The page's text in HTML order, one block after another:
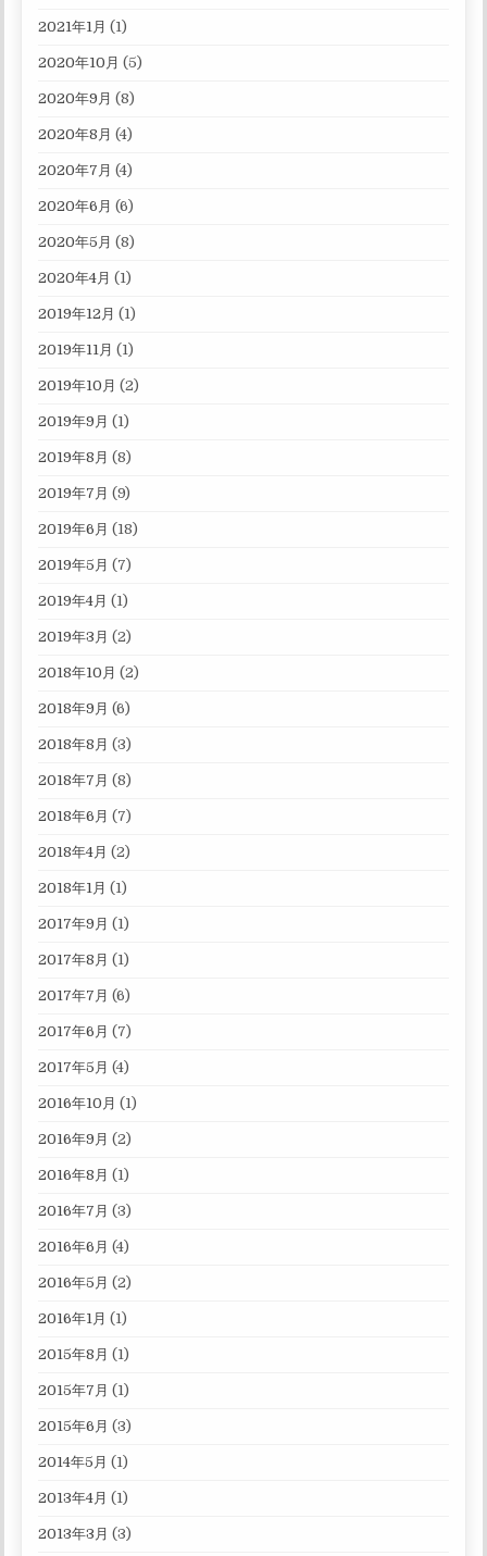
2021年1月 (1)
2020年10月 (5)
2020年9月 (8)
2020年8月 (4)
2020年7月 (4)
2020年6月 (6)
2020年5月 (8)
2020年4月 (1)
2019年12月 (1)
2019年11月 (1)
2019年10月 (2)
2019年9月 (1)
2019年8月 (8)
2019年7月 (9)
2019年6月 (18)
2019年5月 (7)
2019年4月 (1)
2019年3月 (2)
2018年10月 (2)
2018年9月 (6)
2018年8月 (3)
2018年7月 (8)
2018年6月 (7)
2018年4月 (2)
2018年1月 (1)
2017年9月 (1)
2017年8月 (1)
2017年7月 (6)
2017年6月 (7)
2017年5月 (4)
2016年10月 (1)
2016年9月 (2)
2016年8月 (1)
2016年7月 (3)
2016年6月 (4)
2016年5月 (2)
2016年1月 (1)
2015年8月 (1)
2015年7月 (1)
2015年6月 (3)
2014年5月 (1)
2013年4月 (1)
2013年3月 (3)